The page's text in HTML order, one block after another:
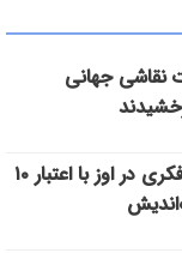
نقاشی جهانی
افتتاح واحد سیار کانون پرورش فکری در اوز با اعتبار ۱۰